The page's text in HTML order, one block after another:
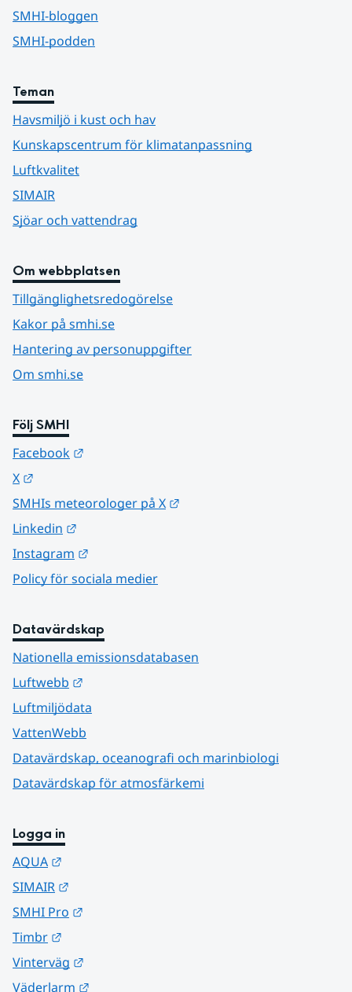
SMHI-bloggen
SMHI-podden
Teman
Havsmiljö i kust och hav
Kunskapscentrum för klimatanpassning
Luftkvalitet
SIMAIR
Sjöar och vattendrag
Om webbplatsen
Tillgänglighetsredogörelse
Kakor på smhi.se
Hantering av personuppgifter
Om smhi.se
Följ SMHI
Facebook
X
SMHIs meteorologer på X
Linkedin
Instagram
Policy för sociala medier
Datavärdskap
Nationella emissionsdatabasen
Luftwebb
Luftmiljödata
VattenWebb
Datavärdskap, oceanografi och marinbiologi
Datavärdskap för atmosfärkemi
Logga in
AQUA
SIMAIR
SMHI Pro
Timbr
Vinterväg
Väderlarm